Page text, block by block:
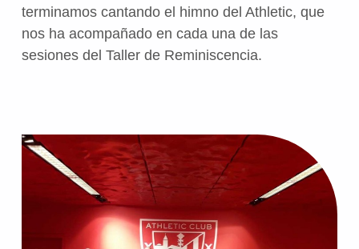
terminamos cantando el himno del Athletic, que
nos ha acompañado en cada una de las
sesiones del Taller de Reminiscencia.